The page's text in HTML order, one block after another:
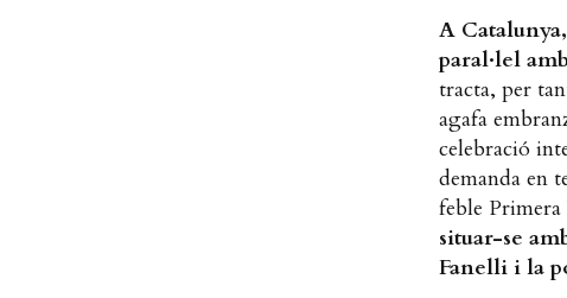
A
paral·lel
tracta, per
agafa
celebració
demanda en
feble
situar-se
Fanelli i la